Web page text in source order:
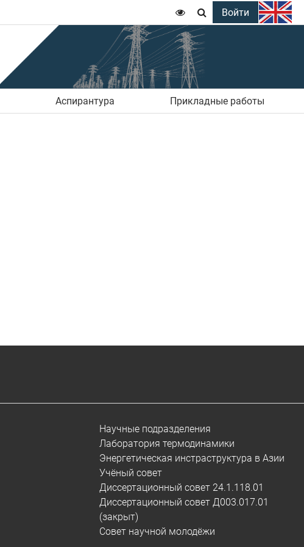
  Войти
Аспирантура Прикладные работы
Научные подразделения
Лаборатория термодинамики
Энергетическая инстраструктура в Азии
Учёный совет
Диссертационный совет 24.1.118.01
Диссертационный совет Д003.017.01
(закрыт)
Совет научной молодёжи